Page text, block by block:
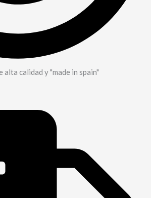
alta calidad y "made in spain"